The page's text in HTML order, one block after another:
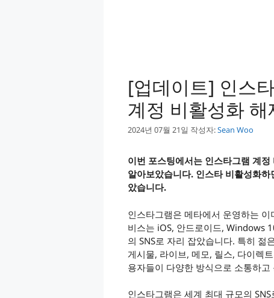
[업데이트] 인스
계정 비활성화
2024년 07월 21일 작성자:Sean Woo
이번 포스팅에서는 인스타그램 계
알아보았습니다. 인스타 비활성화
았습니다.
인스타그램은 메타에서 운영하는
비스는 iOS, 안드로이드, Windows
의 SNS로 자리 잡았습니다. 특히 젊
게시물, 라이브, 메모, 릴스, 다이렉
용자들이 다양한 방식으로 소통하
인스타그램은 세계 최대 규모의